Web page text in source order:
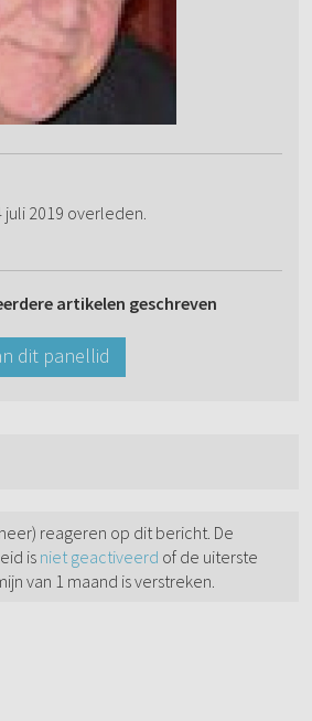
juli 2019 overleden.
artikelen geschreven
dit panellid
reageren op dit bericht. De
is niet geactiveerd of de uiterste
van 1 maand is verstreken.